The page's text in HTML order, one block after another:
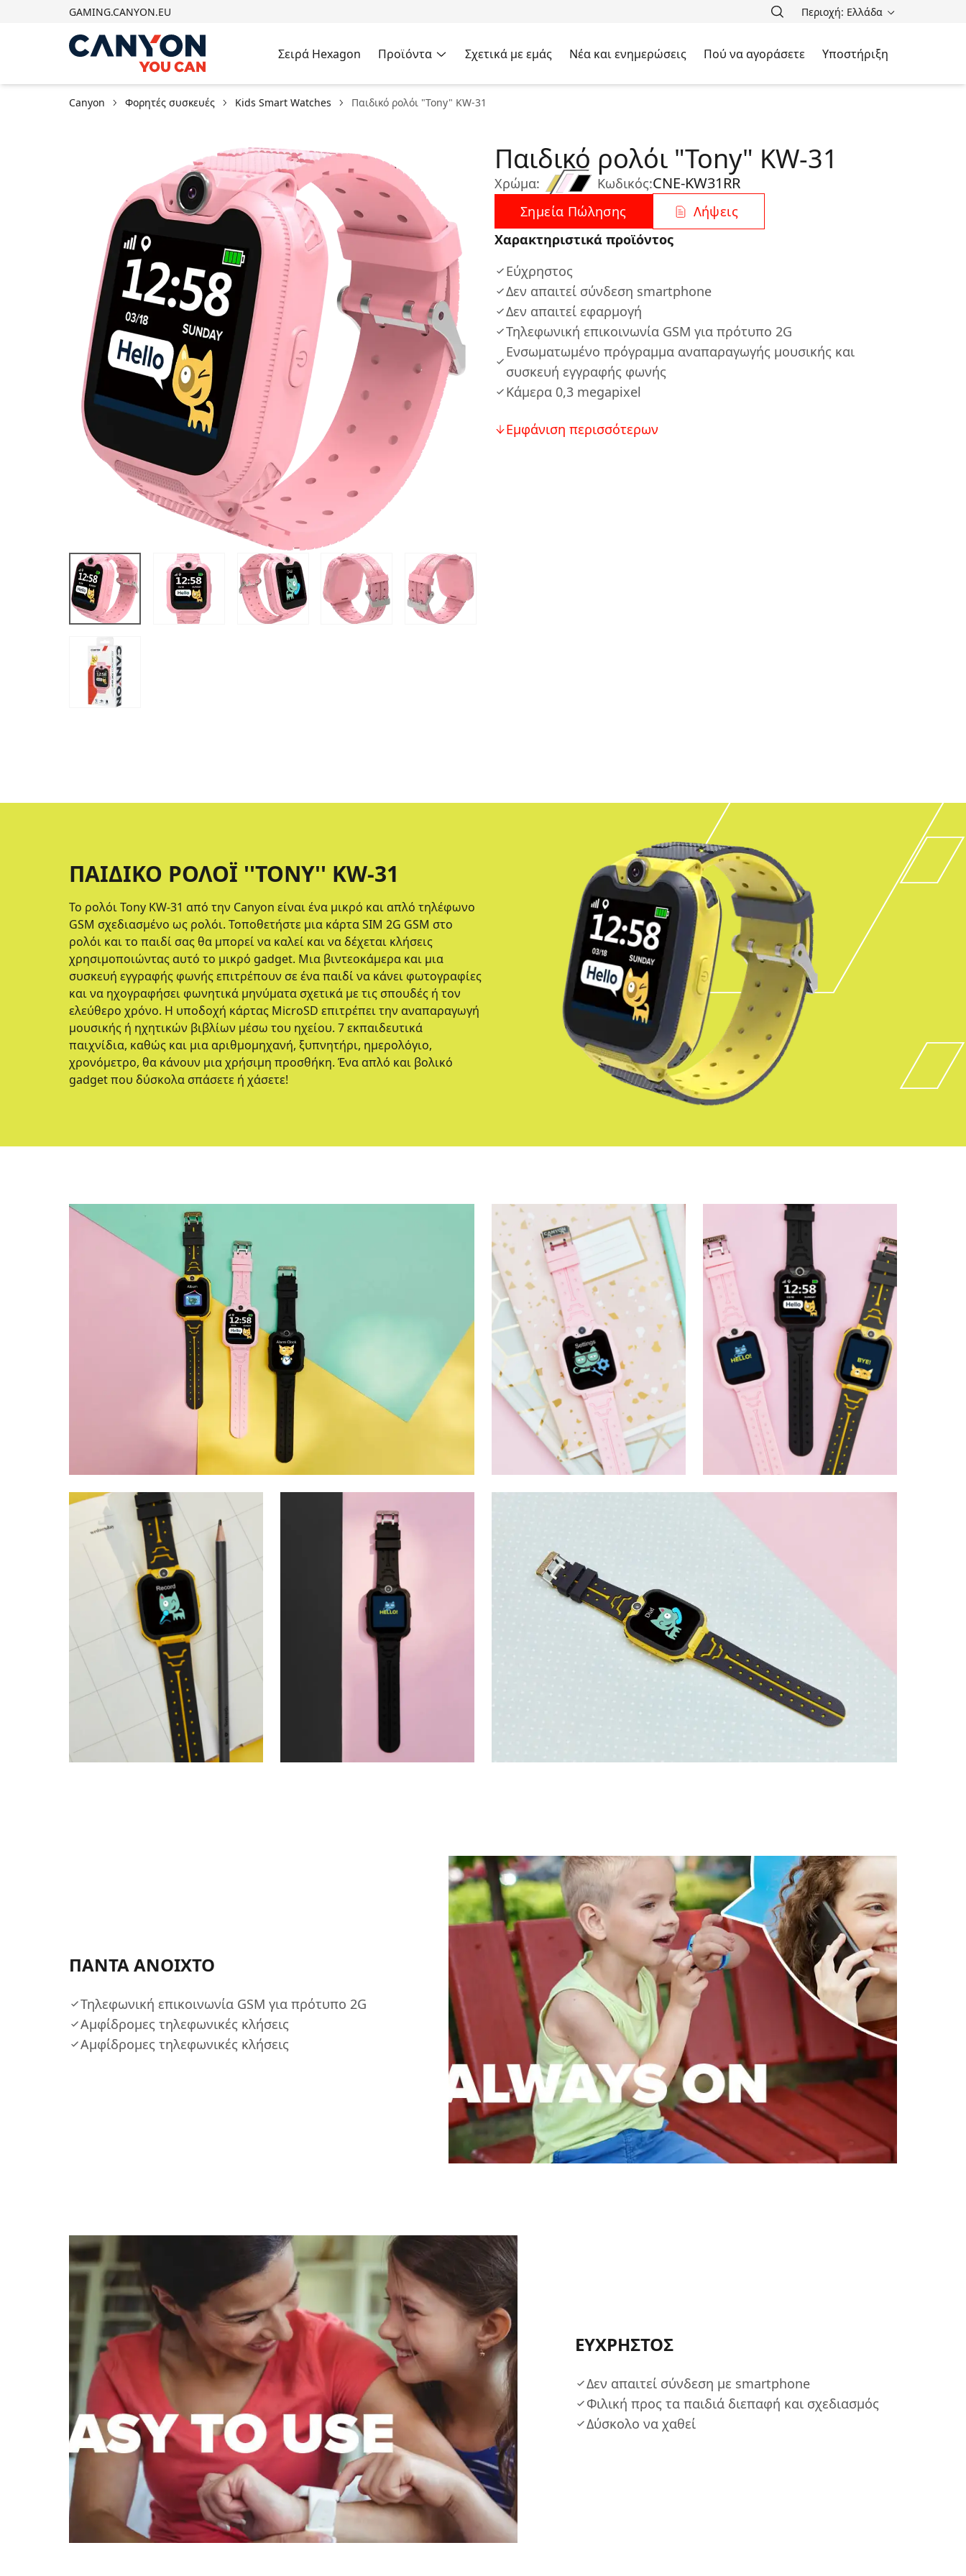
GAMING.CANYON.EU Περιοχή: Ελλάδα
Σειρά Hexagon Προϊόντα Σχετικά με εμάς Νέα και ενημερώσεις Πού να αγοράσετε Υποστήριξη
Canyon Φορητές συσκευές Kids Smart Watches Παιδικό ρολόι "Tony" KW-31
Χρώμα:
Παιδικό ρολόι "Tony" KW-31
Κωδικός:CNE-KW31RR
Σημεία Πώλησης
Λήψεις
Χαρακτηριστικά προϊόντος
Εύχρηστος
Δεν απαιτεί σύνδεση smartphone
Δεν απαιτεί εφαρμογή
Τηλεφωνική επικοινωνία GSM για πρότυπο 2G
Ενσωματωμένο πρόγραμμα αναπαραγωγής μουσικής και
συσκευή εγγραφής φωνής
Κάμερα 0,3 megapixel
Εμφάνιση περισσότερων
ΠΑΙΔΙΚΌ ΡΟΛΌΙ ''TONY'' KW-31
Το ρολόι Tony KW-31 από την Canyon είναι ένα μικρό και απλό τηλέφωνο
GSM σχεδιασμένο ως ρολόι. Τοποθετήστε μια κάρτα SIM 2G GSM στο
ρολόι και το παιδί σας θα μπορεί να καλεί και να δέχεται κλήσεις
χρησιμοποιώντας αυτό το μικρό gadget. Μια βιντεοκάμερα και μια
συσκευή εγγραφής φωνής επιτρέπουν σε ένα παιδί να κάνει φωτογραφίες
και να ηχογραφήσει φωνητικά μηνύματα σχετικά με τις σπουδές ή τον
ελεύθερο χρόνο. Η υποδοχή κάρτας MicroSD επιτρέπει την αναπαραγωγή
μουσικής ή ηχητικών βιβλίων μέσω του ηχείου. 7 εκπαιδευτικά
παιχνίδια, καθώς και μια αριθμομηχανή, ξυπνητήρι, ημερολόγιο,
χρονόμετρο, θα κάνουν μια χρήσιμη προσθήκη. Ένα απλό και βολικό
gadget που δύσκολα σπάσετε ή χάσετε!
ΠΑΝΤΑ ΑΝΟΙΧΤΟ
Τηλεφωνική επικοινωνία GSM για πρότυπο 2G​
Αμφίδρομες τηλεφωνικές κλήσεις
Αμφίδρομες τηλεφωνικές κλήσεις​
ΕΥΧΡΗΣΤΟΣ
Δεν απαιτεί σύνδεση με smartphone
Φιλική προς τα παιδιά διεπαφή και σχεδιασμός
Δύσκολο να χαθεί